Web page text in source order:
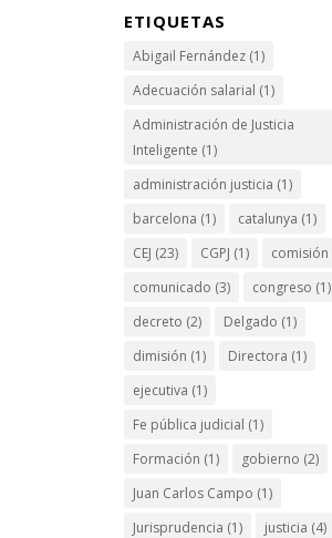
ETIQUETAS
Abigail Fernández (1)
Adecuación salarial (1)
Administración de Justicia
Inteligente (1)
administración justicia (1)
barcelona (1) catalunya (1)
CEJ (23) CGPJ (1) comisión
comunicado (3) congreso (1)
decreto (2) Delgado (1)
dimisión (1) Directora (1)
ejecutiva (1)
Fe pública judicial (1)
Formación (1) gobierno (2)
Juan Carlos Campo (1)
Jurisprudencia (1) justicia (4)